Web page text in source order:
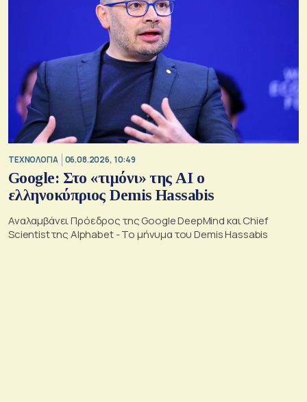
ΤΕΧΝΟΛΟΓΙΑ 06.08.2026, 10:49
Google: Στο «τιμόνι» της AI ο
ελληνοκύπριος Demis Hassabis
Αναλαμβάνει Πρόεδρος της Google DeepMind και Chief
Scientist της Alphabet - Το μήνυμα του Demis Hassabis